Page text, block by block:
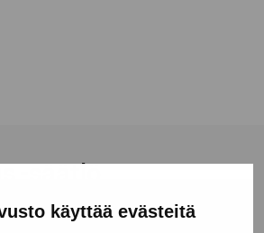
käyttää evästeitä
-säätiö